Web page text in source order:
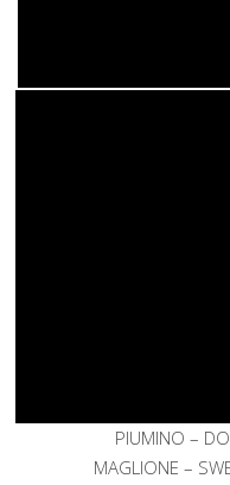
PIUMINO –
MAGLIONE –